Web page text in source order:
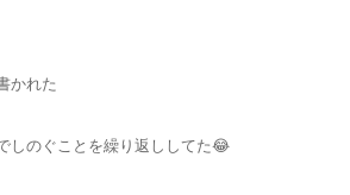
かれた
しのぐことを繰り返ししてた😂